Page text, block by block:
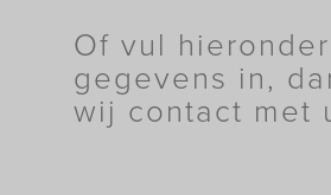
Of vul
gegevens in,
wij contact met